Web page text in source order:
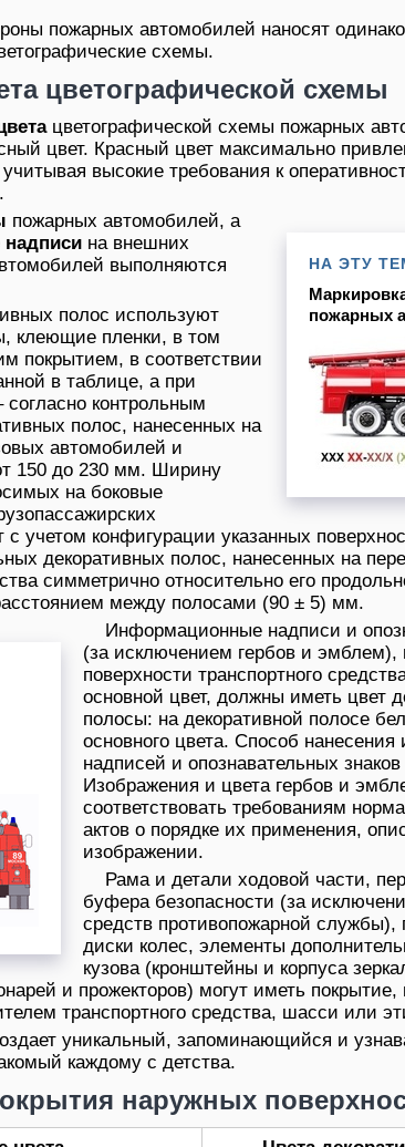
пожарных автомобилей наносят
схемы.
цветографической схемы
цветографической схемы пожарных
цвет. Красный цвет максимально
высокие требования к
НА ЭТУ
пожарных
пожарных автомобилей, а
на внешних
выполняются
полос используют
клеющие пленки, в том
покрытием, в соответствии
в таблице, а при
контрольным
полос, нанесенных на
автомобилей и
150 до 230 мм. Ширину
на боковые
учетом конфигурации указанных
декоративных полос, нанесенных на
симметрично относительно его
между полосами (90 ± 5) мм.
Информационные надписи и
(за исключением гербов и эмблем),
поверхности транспортного
основной цвет, должны иметь цвет
полосы: на декоративной полосе
основного цвета. Способ
надписей и опознавательных
Изображения и цвета гербов и
соответствовать требованиям
актов о порядке их применения,
изображении.
Рама и детали ходовой части,
буфера безопасности (за
средств противопожарной службы),
диски колес, элементы
кузова (кронштейны и корпуса
и прожекторов) могут иметь покрытие,
транспортного средства, шасси или
уникальный, запоминающийся и
каждому с детства.
наружных